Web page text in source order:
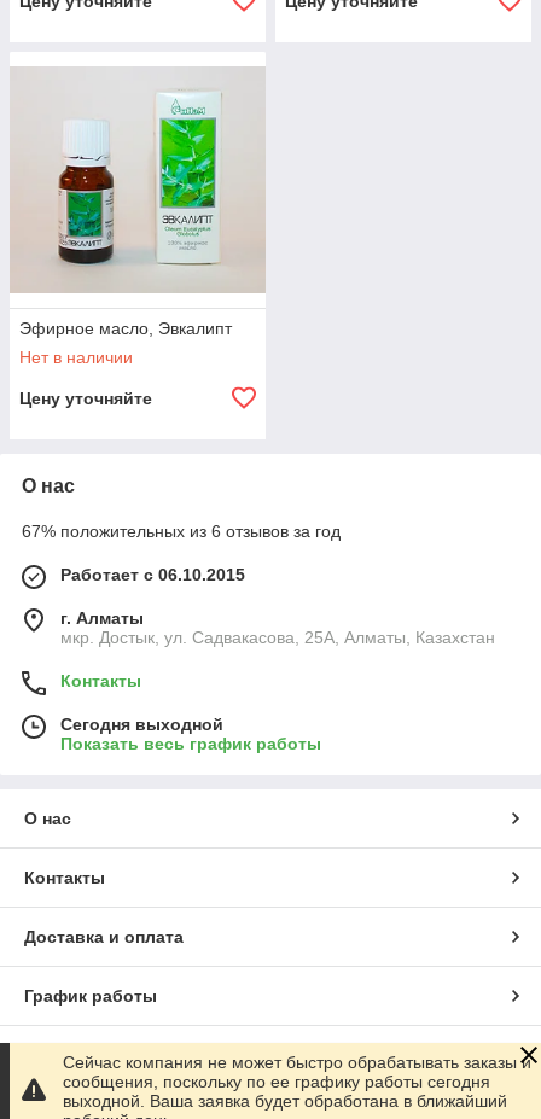
Эфирное масло, Эвкалипт
Нет в наличии
Цену уточняйте
О нас
67% положительных из 6 отзывов за год
Работает с 06.10.2015
г. Алматы
мкр. Достык, ул. Садвакасова, 25А, Алматы, Казахстан
Контакты
Сегодня выходной
Показать весь график работы
О нас
Контакты
Доставка и оплата
График работы
Полная версия сайта
Сайт создан на маркетплейсе Satu.kz
Сейчас компания не может быстро обрабатывать заказы и
сообщения, поскольку по ее графику работы сегодня
выходной. Ваша заявка будет обработана в ближайший